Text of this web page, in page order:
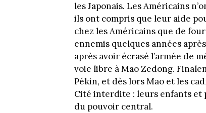
les Japonais. Les Américains
ils ont compris que leur aide
chez les Américains que de
ennemis quelques années
après avoir écrasé l’armée de
voie libre à Mao Zedong.
Pékin, et dès lors Mao et les
Cité interdite : leurs enfants et
du pouvoir central.